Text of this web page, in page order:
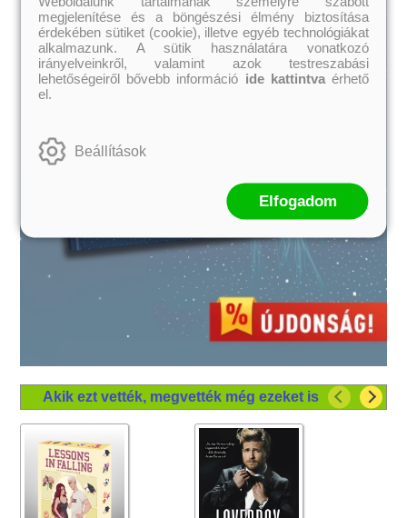
Akik ezt vették, megvették még ezeket is
megjelenítése és a böngészési élmény biztosítása
érdekében sütiket (cookie), illetve egyéb technológiákat
alkalmazunk. A sütik használatára vonatkozó
irányelveinkről, valamint azok testreszabási
lehetőségeiről bővebb információ ide kattintvaérhető
el.
Beállítások
Elfogadom